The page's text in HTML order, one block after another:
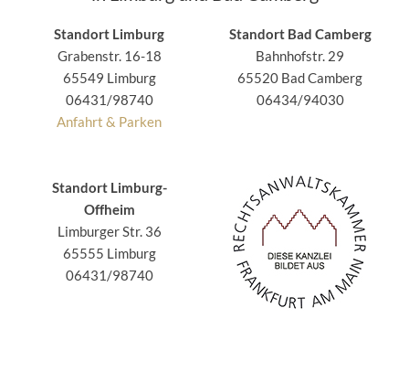
Standort Limburg
Grabenstr. 16-18
65549 Limburg
06431/98740
Anfahrt & Parken
Standort Bad Camberg
Bahnhofstr. 29
65520 Bad Camberg
06434/94030
Standort Limburg-
Offheim
Limburger Str. 36
65555 Limburg
06431/98740